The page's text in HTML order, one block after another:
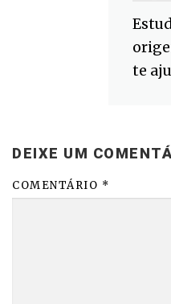
te
DEIXE UM
COMENTÁRIO *